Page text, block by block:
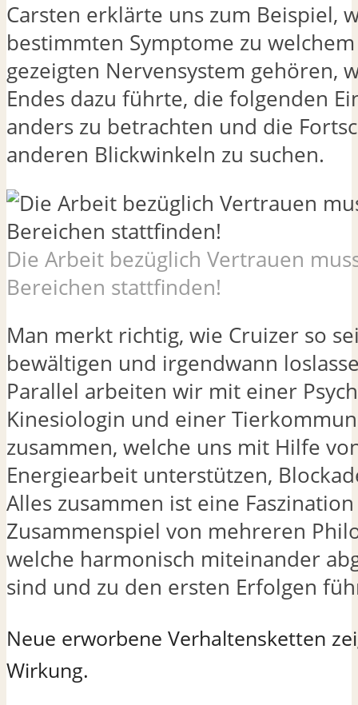
Carsten erklärte uns zum Beispiel,
bestimmten Symptome zu
gezeigten Nervensystem gehören,
Endes dazu führte, die folgenden
anders zu betrachten und die
anderen Blickwinkeln zu suchen.
Die Arbeit bezüglich Vertrauen
Bereichen stattfinden!
Man merkt richtig, wie Cruizer so
bewältigen und irgendwann
Parallel arbeiten wir mit einer
Kinesiologin und einer
zusammen, welche uns mit Hilfe
Energiearbeit unterstützen,
Alles zusammen ist eine
Zusammenspiel von mehreren
welche harmonisch miteinander
sind und zu den ersten Erfolgen
Neue erworbene Verhaltensketten
Wirkung.